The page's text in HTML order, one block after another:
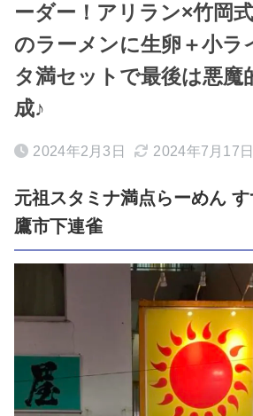
ーダー！アリラン×竹岡
のラーメンに生卵＋小ラ
タ満セットで最後は悪魔
成♪
2024年2月3日 2024年7月17日
元祖スタミナ満点らーめん
鷹市下連雀